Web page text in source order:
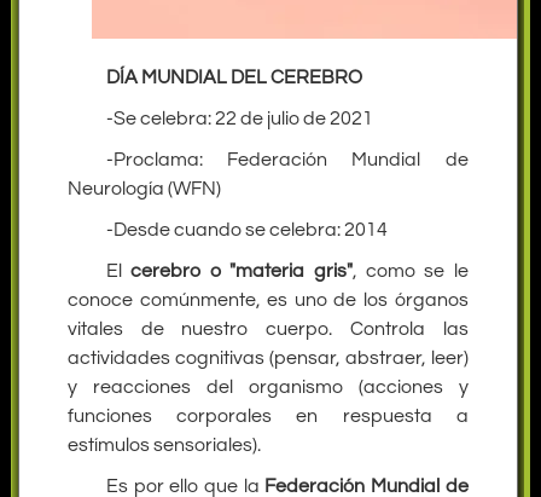
DÍA MUNDIAL DEL CEREBRO
-Se celebra: 22 de julio de 2021
-Proclama: Federación Mundial de
Neurología (WFN)
-Desde cuando se celebra: 2014
Elcerebro o "materia gris", como se le
conoce comúnmente, es uno de los órganos
vitales de nuestro cuerpo. Controla las
actividades cognitivas (pensar, abstraer, leer)
y reacciones del organismo (acciones y
funciones corporales en respuesta a
estímulos sensoriales).
Es por ello que la Federación Mundial de